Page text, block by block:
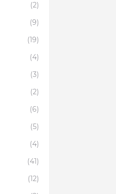
(2)
(9)
(19)
(4)
(3)
(2)
(6)
(5)
(4)
(41)
(12)